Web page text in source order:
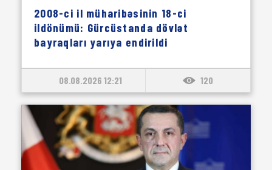
2008-ci il müharibəsinin 18-ci
ildönümü: Gürcüstanda dövlət
bayraqları yarıya endirildi
08.08.2026 12:21 120